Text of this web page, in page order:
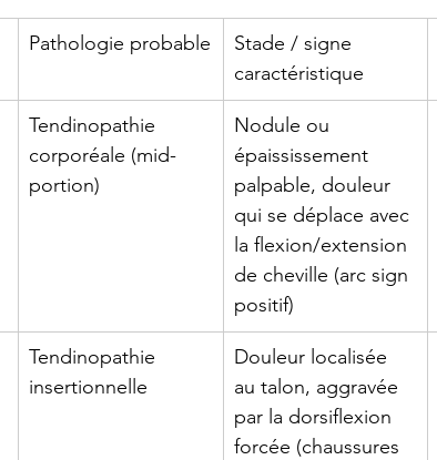
Pathologie probable
Stade / signe
caractéristique
Tendinopathie
corporéale (mid-
portion)
Nodule ou
épaississement
palpable, douleur
qui se déplace avec
la flexion/extension
de cheville (arc sign
positif)
Tendinopathie
insertionnelle
Douleur localisée
au talon, aggravée
par la dorsiflexion
forcée (chaussures